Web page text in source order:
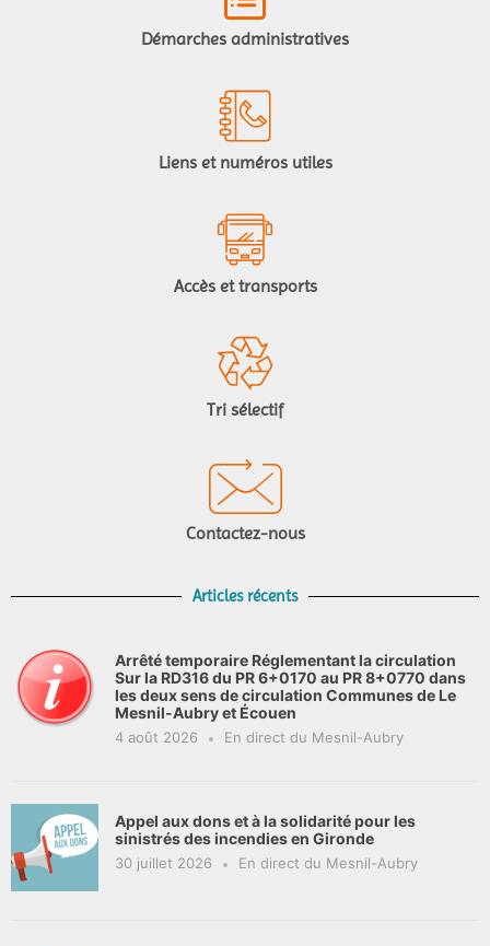
Démarches administratives
Liens et numéros utiles
Accès et transports
Tri sélectif
Contactez-nous
Articles récents
Arrêté temporaire Réglementant la circulation
Sur la RD316 du PR 6+0170 au PR 8+0770 dans
les deux sens de circulation Communes de Le
Mesnil-Aubry et Écouen
4 août 2026 En direct du Mesnil-Aubry
Appel aux dons et à la solidarité pour les
sinistrés des incendies en Gironde
30 juillet 2026 En direct du Mesnil-Aubry